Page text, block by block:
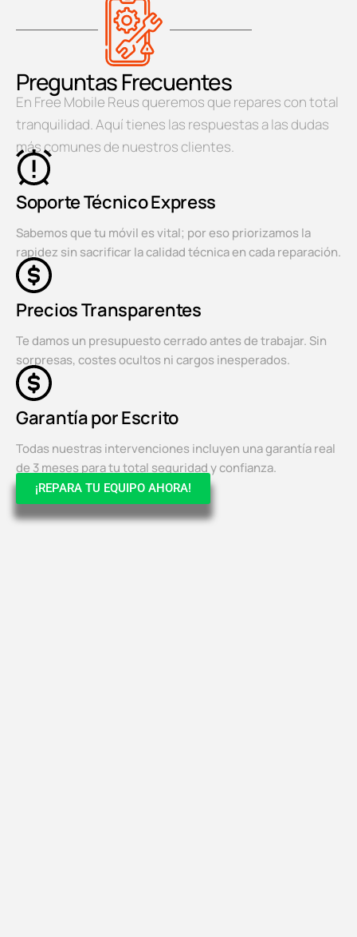
Preguntas Frecuentes
En Free Mobile Reus queremos que repares con total
tranquilidad. Aquí tienes las respuestas a las dudas
más comunes de nuestros clientes.
Soporte Técnico Express
Sabemos que tu móvil es vital; por eso priorizamos la
rapidez sin sacrificar la calidad técnica en cada reparación.
Precios Transparentes
Te damos un presupuesto cerrado antes de trabajar. Sin
sorpresas, costes ocultos ni cargos inesperados.
Garantía por Escrito
Todas nuestras intervenciones incluyen una garantía real
de 3 meses para tu total seguridad y confianza.
¡REPARA TU EQUIPO AHORA!